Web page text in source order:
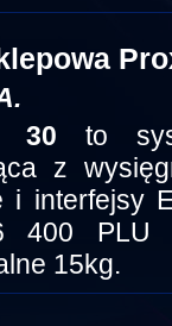
30 to
z
i interfejsy
400 PLU
15kg.